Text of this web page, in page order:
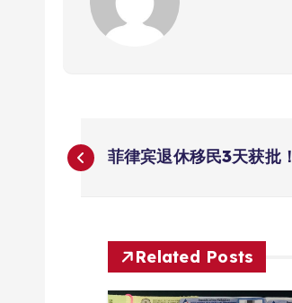
文
菲律宾退休移民3天获批！
Related Posts